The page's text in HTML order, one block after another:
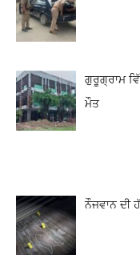
ਗੁਰੂਗ੍ਰਾਮ
ਮੌਤ
ਨੌਜਵਾਨ ਦੀ